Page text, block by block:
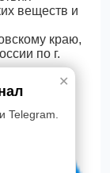
веществ и
краю,
по г.
✕
Telegram.